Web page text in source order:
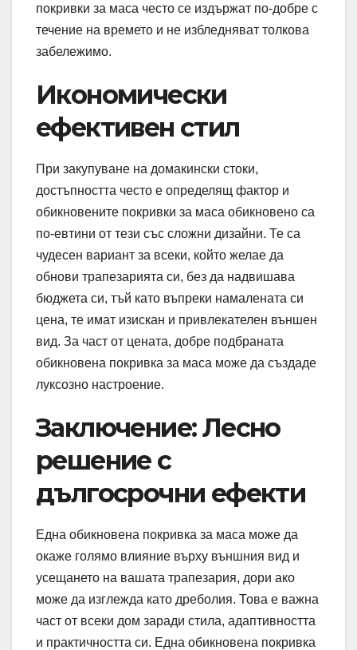
покривки за маса често се издържат по-добре с
течение на времето и не избледняват толкова
забележимо.
Икономически
ефективен стил
При закупуване на домакински стоки,
достъпността често е определящ фактор и
обикновените покривки за маса обикновено са
по-евтини от тези със сложни дизайни. Те са
чудесен вариант за всеки, който желае да
обнови трапезарията си, без да надвишава
бюджета си, тъй като въпреки намалената си
цена, те имат изискан и привлекателен външен
вид. За част от цената, добре подбраната
обикновена покривка за маса може да създаде
луксозно настроение.
Заключение: Лесно
решение с
дългосрочни ефекти
Една обикновена покривка за маса може да
окаже голямо влияние върху външния вид и
усещането на вашата трапезария, дори ако
може да изглежда като дреболия. Това е важна
част от всеки дом заради стила, адаптивността
и практичността си. Една обикновена покривка